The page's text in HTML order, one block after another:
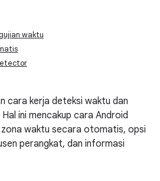
waktu
cara kerja deteksi waktu dan
ini mencakup cara Android
waktu secara otomatis, opsi
perangkat, dan informasi